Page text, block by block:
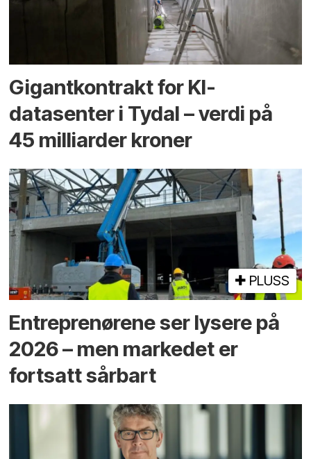
Gigantkontrakt for KI-
datasenter i Tydal – verdi på
45 milliarder kroner
PLUSS
Entreprenørene ser lysere på
2026 – men markedet er
fortsatt sårbart